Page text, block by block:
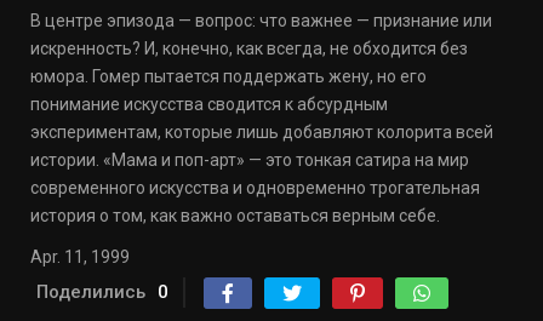
В центре эпизода — вопрос: что важнее — признание или
искренность? И, конечно, как всегда, не обходится без
юмора. Гомер пытается поддержать жену, но его
понимание искусства сводится к абсурдным
экспериментам, которые лишь добавляют колорита всей
истории. «Мама и поп-арт» — это тонкая сатира на мир
современного искусства и одновременно трогательная
история о том, как важно оставаться верным себе.
Apr. 11, 1999
Поделились 0